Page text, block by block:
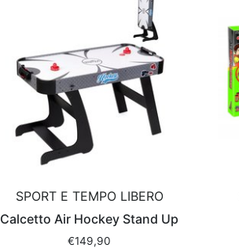
SPORT E TEMPO LIBERO
Calcetto Air Hockey Stand Up
€149,90